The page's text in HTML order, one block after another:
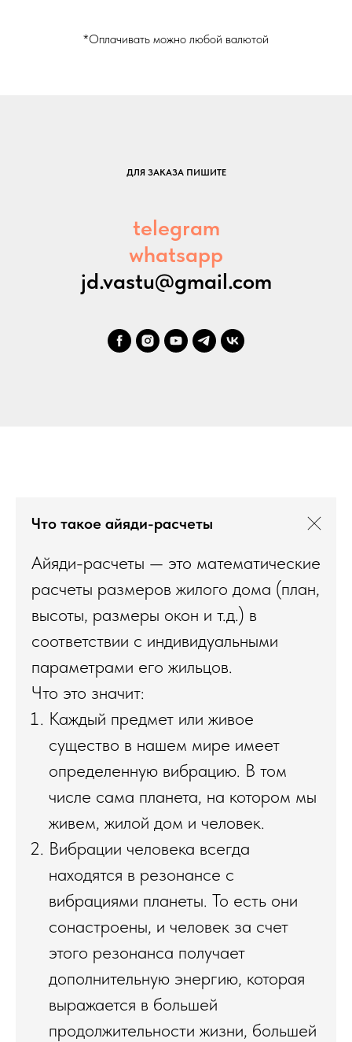
*Оплачивать можно любой валютой
ДЛЯ ЗАКАЗА ПИШИТЕ
telegram
whatsapp
jd.vastu@gmail.com
Что такое айяди-расчеты
Айяди-расчеты — это математические
расчеты размеров жилого дома (план,
высоты, размеры окон и т.д.) в
соответствии с индивидуальными
параметрами его жильцов.
Что это значит:
Каждый предмет или живое
существо в нашем мире имеет
определенную вибрацию. В том
числе сама планета, на котором мы
живем, жилой дом и человек.
Вибрации человека всегда
находятся в резонансе с
вибрациями планеты. То есть они
сонастроены, и человек за счет
этого резонанса получает
дополнительную энергию, которая
выражается в большей
продолжительности жизни, большей